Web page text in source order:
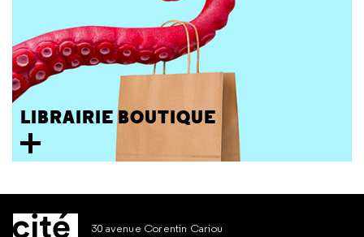
LIBRAIRIE BOUTIQUE
30 avenue Corentin Cariou